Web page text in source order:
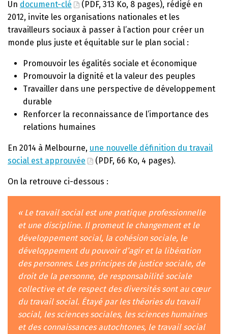
Un document-clé
(PDF, 313 Ko, 8 pages), rédigé en
2012, invite les organisations nationales et les
travailleurs sociaux à passer à l’action pour créer un
monde plus juste et équitable sur le plan social :
Promouvoir les égalités sociale et économique
Promouvoir la dignité et la valeur des peuples
Travailler dans une perspective de développement
durable
Renforcer la reconnaissance de l’importance des
relations humaines
En 2014 à Melbourne, une nouvelle définition du travail
social est approuvée
(PDF, 66 Ko, 4 pages).
On la retrouve ci-dessous :
« Le travail social est une pratique professionnelle
et une discipline. Il promeut le changement et le
développement social, la cohésion sociale, le
développement du pouvoir d’agir et la libération
des personnes. Les principes de justice sociale, de
droit de la personne, de responsabilité sociale
collective et de respect des diversités sont au cœur
du travail social. Étayé par les théories du travail
social, les sciences sociales, les sciences humaines
et des connaissances autochtones, le travail social